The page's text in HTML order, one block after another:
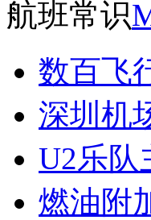
航班常识
数百飞
深圳机
U2乐队
燃油附